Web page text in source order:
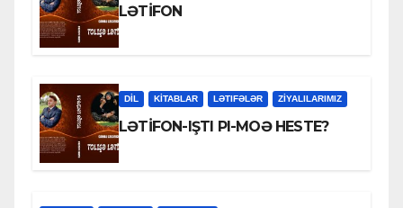
LƏTİFON
DİL KİTABLAR LƏTIFƏLƏR ZİYALILARIMIZ
LƏTİFON-IŞTI PI-MOƏ HESTE?